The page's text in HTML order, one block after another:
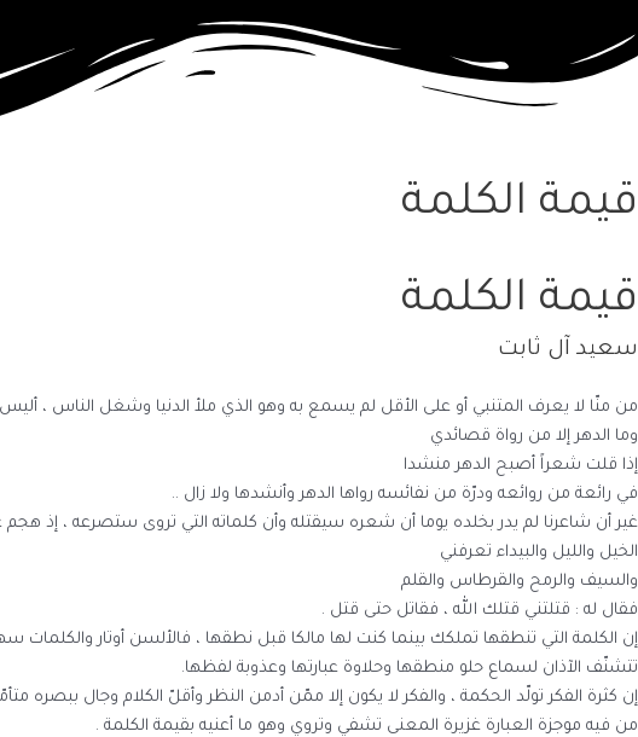
قيمة الكلمة
قيمة الكلمة
سعيد آل ثابت
من منّا لا يعرف المتنبي أو على الأقل لم يسمع به وهو الذي ملأ الدنيا وشغل الناس ، أليس
وما الدهر إلا من رواة قصائدي
إذا قلت شعراً أصبح الدهر منشدا
في رائعة من روائعه ودرّة من نفائسه رواها الدهر وأنشدها ولا زال ..
غير أن شاعرنا لم يدر بخلده يوما أن شعره سيقتله وأن كلماته التي تروى ستصرعه ، إذ
الخيل والليل والبيداء تعرفني
والسيف والرمح والقرطاس والقلم
فقال له : قتلتني قتلك الله ، فقاتل حتى قتل .
إن الكلمة التي تنطقها تملكك بينما كنت لها مالكا قبل نطقها ، فالألسن أوتار
تتشنّف الآذان لسماع حلو منطقها وحلاوة عبارتها وعذوبة لفظها.
إن كثرة الفكر تولّد الحكمة ، والفكر لا يكون إلا ممّن أدمن النظر وأقلّ الكلام وجال
من فيه موجزة العبارة غزيرة المعنى تشفي وتروي وهو ما أعنيه بقيمة الكلمة .